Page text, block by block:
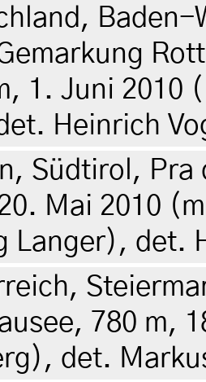
1. Juni 2010
Heinrich
Südtirol, Pra
Mai 2010
Langer), det.
780 m,
det.